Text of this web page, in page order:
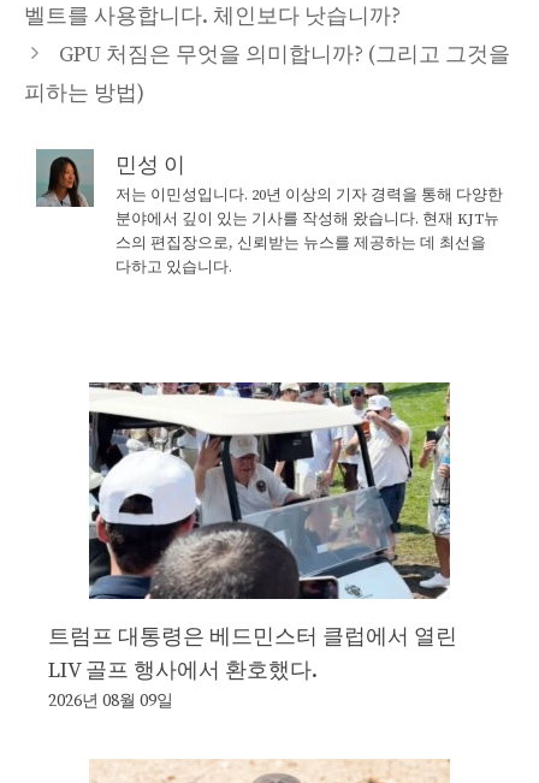
벨트를 사용합니다. 체인보다 낫습니까?
GPU 처짐은 무엇을 의미합니까? (그리고 그것을
피하는 방법)
민성 이
저는 이민성입니다. 20년 이상의 기자 경력을 통해 다양한
분야에서 깊이 있는 기사를 작성해 왔습니다. 현재 KJT뉴
스의 편집장으로, 신뢰받는 뉴스를 제공하는 데 최선을
다하고 있습니다.
트럼프 대통령은 베드민스터 클럽에서 열린
LIV 골프 행사에서 환호했다.
2026년 08월 09일